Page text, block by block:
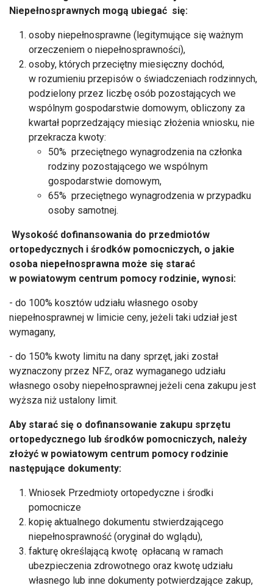
Niepełnosprawnych mogą ubiegać się:
osoby niepełnosprawne (legitymujące się ważnym
orzeczeniem o niepełnosprawności),
osoby, których przeciętny miesięczny dochód,
w rozumieniu przepisów o świadczeniach rodzinnych,
podzielony przez liczbę osób pozostających we
wspólnym gospodarstwie domowym, obliczony za
kwartał poprzedzający miesiąc złożenia wniosku, nie
przekracza kwoty:
50% przeciętnego wynagrodzenia na członka
rodziny pozostającego we wspólnym
gospodarstwie domowym,
65% przeciętnego wynagrodzenia w przypadku
osoby samotnej.
Wysokość dofinansowania do przedmiotów
ortopedycznych i środków pomocniczych, o jakie
osoba niepełnosprawna może się starać
w powiatowym centrum pomocy rodzinie, wynosi:
- do 100% kosztów udziału własnego osoby
niepełnosprawnej w limicie ceny, jeżeli taki udział jest
wymagany,
- do 150% kwoty limitu na dany sprzęt, jaki został
wyznaczony przez NFZ, oraz wymaganego udziału
własnego osoby niepełnosprawnej jeżeli cena zakupu jest
wyższa niż ustalony limit.
Aby starać się o dofinansowanie zakupu sprzętu
ortopedycznego lub środków pomocniczych, należy
złożyć w powiatowym centrum pomocy rodzinie
następujące dokumenty:
Wniosek Przedmioty ortopedyczne i środki
pomocnicze
kopię aktualnego dokumentu stwierdzającego
niepełnosprawność (oryginał do wglądu),
fakturę określającą kwotę opłacaną w ramach
ubezpieczenia zdrowotnego oraz kwotę udziału
własnego lub inne dokumenty potwierdzające zakup,